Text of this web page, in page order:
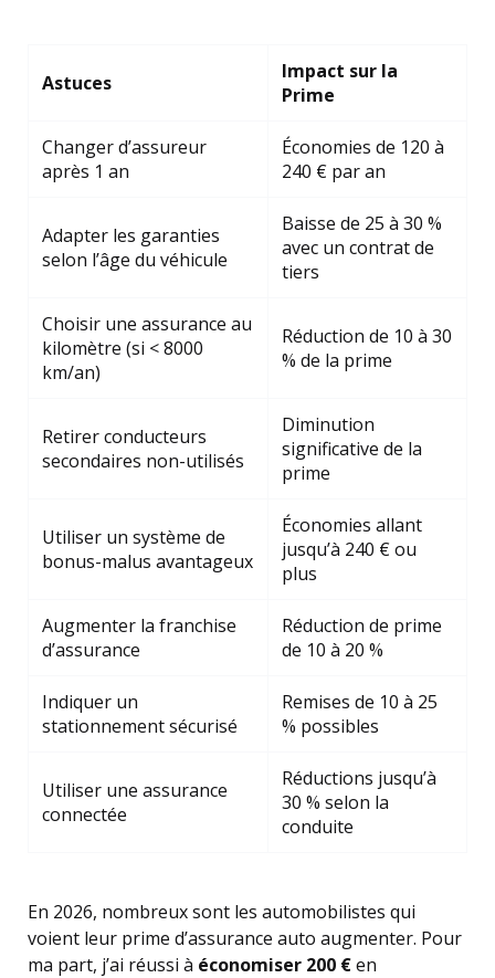
Astuces
Impact sur la
Prime
Changer d’assureur
après 1 an
Économies de 120 à
240 € par an
Adapter les garanties
selon l’âge du véhicule
Baisse de 25 à 30 %
avec un contrat de
tiers
Choisir une assurance au
kilomètre (si < 8000
km/an)
Réduction de 10 à 30
% de la prime
Retirer conducteurs
secondaires non-utilisés
Diminution
significative de la
prime
Utiliser un système de
bonus-malus avantageux
Économies allant
jusqu’à 240 € ou
plus
Augmenter la franchise
d’assurance
Réduction de prime
de 10 à 20 %
Indiquer un
stationnement sécurisé
Remises de 10 à 25
% possibles
Utiliser une assurance
connectée
Réductions jusqu’à
30 % selon la
conduite
En 2026, nombreux sont les automobilistes qui
voient leur prime d’assurance auto augmenter. Pour
ma part, j’ai réussi à économiser 200 €en